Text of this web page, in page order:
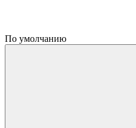
По умолчанию